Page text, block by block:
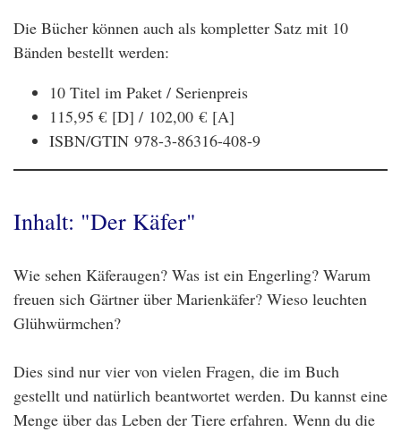
Die Bücher können auch als kompletter Satz mit 10
Bänden bestellt werden:
10 Titel im Paket / Serienpreis
115,95 € [D] / 102,00 € [A]
ISBN/GTIN 978-3-86316-408-9
Inhalt: "Der Käfer"
Wie sehen Käferaugen? Was ist ein Engerling? Warum
freuen sich Gärtner über Marienkäfer? Wieso leuchten
Glühwürmchen?
Dies sind nur vier von vielen Fragen, die im Buch
gestellt und natürlich beantwortet werden. Du kannst eine
Menge über das Leben der Tiere erfahren. Wenn du die